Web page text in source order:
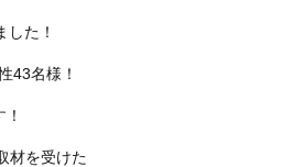
した！
43名様！
材を受けた